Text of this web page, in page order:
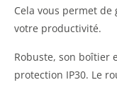
Cela vous permet
votre productivité.
Robuste, son boîtier
protection IP30. Le